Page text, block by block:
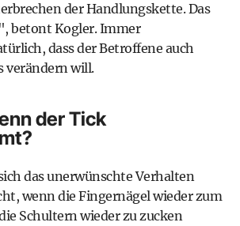
der Handlungskette. Das
betont Kogler. Immer
dass der Betroffene auch
verändern will.
der Tick
das unerwünschte Verhalten
wenn die Fingernägel wieder zum
Schultern wieder zu zucken